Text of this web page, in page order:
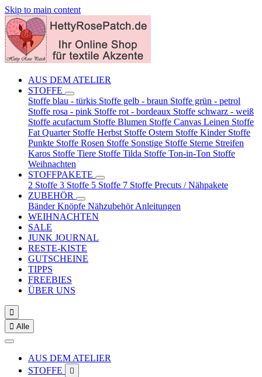
Skip to main content
AUS DEM ATELIER
STOFFE
Stoffe blau - türkis Stoffe gelb - braun Stoffe grün - petrol
Stoffe rosa - pink Stoffe rot - bordeaux Stoffe schwarz - weiß
Stoffe acufactum Stoffe Blumen Stoffe Canvas Leinen Stoffe
Fat Quarter Stoffe Herbst Stoffe Ostern Stoffe Kinder Stoffe
Punkte Stoffe Rosen Stoffe Sonstige Stoffe Sterne Streifen
Karos Stoffe Tiere Stoffe Tilda Stoffe Ton-in-Ton Stoffe
Weihnachten
STOFFPAKETE
2 Stoffe 3 Stoffe 5 Stoffe 7 Stoffe Precuts / Nähpakete
ZUBEHÖR
BänderKnöpfe NähzubehörAnleitungen
WEIHNACHTEN
SALE
JUNK JOURNAL
RESTE-KISTE
GUTSCHEINE
TIPPS
FREEBIES
ÜBER UNS

 Alle
AUS DEM ATELIER
STOFFE
